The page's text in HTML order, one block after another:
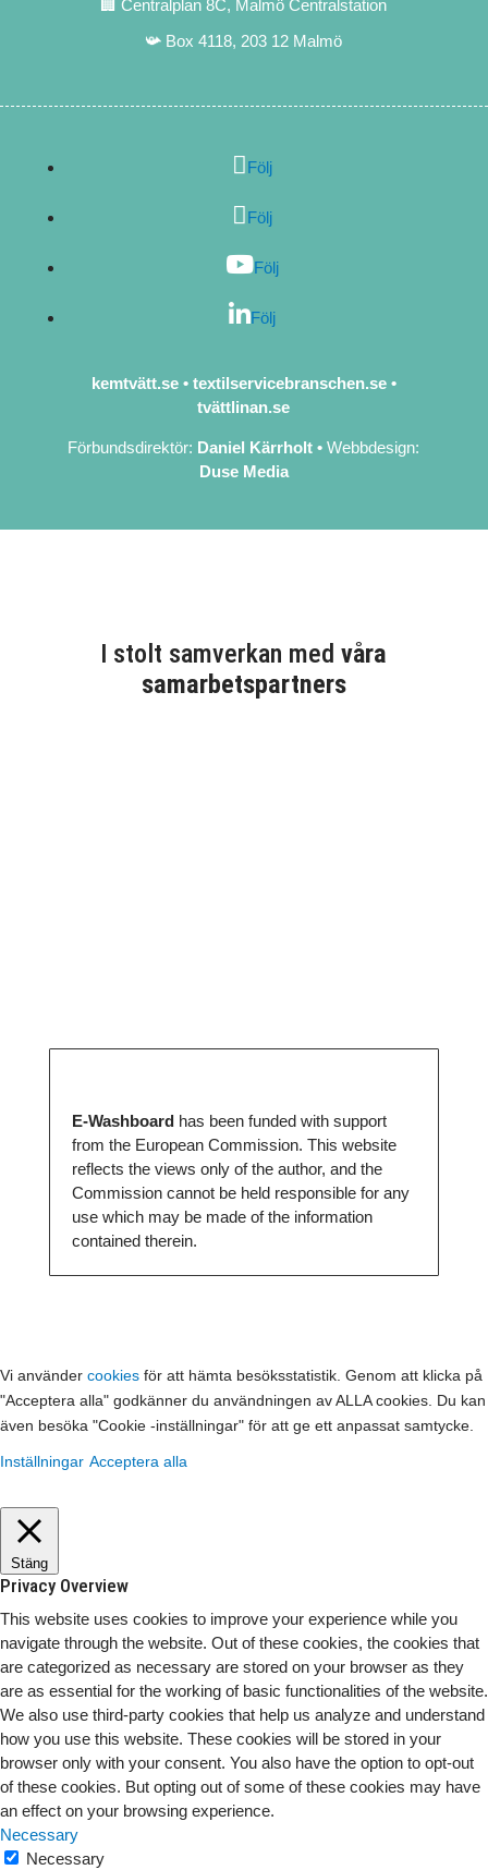
🏢 Centralplan 8C, Malmö Centralstation
📯 Box 4118, 203 12 Malmö
Följ
Följ
Följ
Följ
kemtvätt.se • textilservicebranschen.se •
tvättlinan.se
Förbundsdirektör: Daniel Kärrholt • Webbdesign:
Duse Media
I stolt samverkan medvåra
samarbetspartners
E-Washboardhas been funded with support
from the European Commission. This website
reflects the views only of the author, and the
Commission cannot be held responsible for any
use which may be made of the information
contained therein.
Vi använder cookies för att hämta besöksstatistik. Genom att klicka på
"Acceptera alla" godkänner du användningen av ALLA cookies. Du kan
även besöka "Cookie -inställningar" för att ge ett anpassat samtycke.
Inställningar Acceptera alla
Stäng
Privacy Overview
This website uses cookies to improve your experience while you
navigate through the website. Out of these cookies, the cookies that
are categorized as necessary are stored on your browser as they
are as essential for the working of basic functionalities of the website.
We also use third-party cookies that help us analyze and understand
how you use this website. These cookies will be stored in your
browser only with your consent. You also have the option to opt-out
of these cookies. But opting out of some of these cookies may have
an effect on your browsing experience.
Necessary
Necessary